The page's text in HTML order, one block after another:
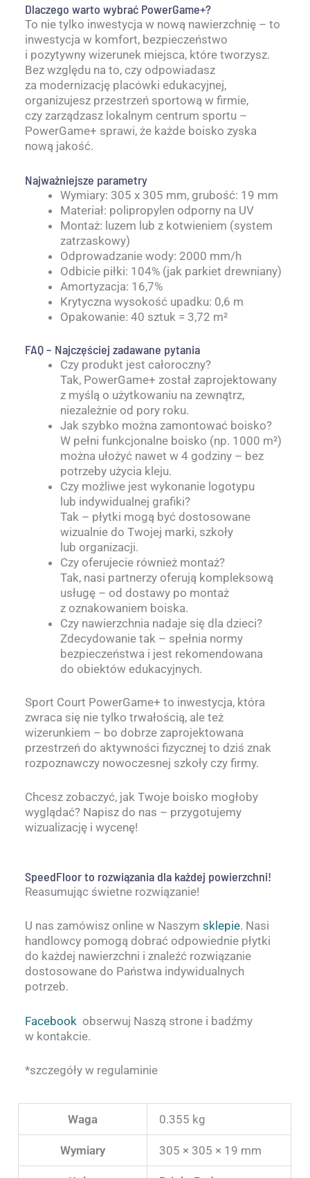
Dlaczego warto wybrać PowerGame+?
To nie tylko inwestycja w nową nawierzchnię – to
inwestycja w komfort, bezpieczeństwo
i pozytywny wizerunek miejsca, które tworzysz.
Bez względu na to, czy odpowiadasz
za modernizację placówki edukacyjnej,
organizujesz przestrzeń sportową w firmie,
czy zarządzasz lokalnym centrum sportu –
PowerGame+ sprawi, że każde boisko zyska
nową jakość.
Najważniejsze parametry
Wymiary: 305 x 305 mm, grubość: 19 mm
Materiał: polipropylen odporny na UV
Montaż: luzem lub z kotwieniem (system
zatrzaskowy)
Odprowadzanie wody: 2000 mm/h
Odbicie piłki: 104% (jak parkiet drewniany)
Amortyzacja: 16,7%
Krytyczna wysokość upadku: 0,6 m
Opakowanie: 40 sztuk = 3,72 m²
FAQ – Najczęściej zadawane pytania
Czy produkt jest całoroczny?
Tak, PowerGame+ został zaprojektowany
z myślą o użytkowaniu na zewnątrz,
niezależnie od pory roku.
Jak szybko można zamontować boisko?
W pełni funkcjonalne boisko (np. 1000 m²)
można ułożyć nawet w 4 godziny – bez
potrzeby użycia kleju.
Czy możliwe jest wykonanie logotypu
lub indywidualnej grafiki?
Tak – płytki mogą być dostosowane
wizualnie do Twojej marki, szkoły
lub organizacji.
Czy oferujecie również montaż?
Tak, nasi partnerzy oferują kompleksową
usługę – od dostawy po montaż
z oznakowaniem boiska.
Czy nawierzchnia nadaje się dla dzieci?
Zdecydowanie tak – spełnia normy
bezpieczeństwa i jest rekomendowana
do obiektów edukacyjnych.
Sport Court PowerGame+ to inwestycja, która
zwraca się nie tylko trwałością, ale też
wizerunkiem – bo dobrze zaprojektowana
przestrzeń do aktywności fizycznej to dziś znak
rozpoznawczy nowoczesnej szkoły czy firmy.
Chcesz zobaczyć, jak Twoje boisko mogłoby
wyglądać? Napisz do nas – przygotujemy
wizualizację i wycenę!
SpeedFloor to rozwiązania dla każdej powierzchni!
Reasumując świetne rozwiązanie!
U nas zamówisz online w Naszymsklepie. Nasi
handlowcy pomogą dobrać odpowiednie płytki
do każdej nawierzchni i znaleźć rozwiązanie
dostosowane do Państwa indywidualnych
potrzeb.
Facebookobserwuj Naszą strone i badźmy
w kontakcie.
*szczegóły w regulaminie
Waga 0.355 kg
Wymiary 305 × 305 × 19 mm